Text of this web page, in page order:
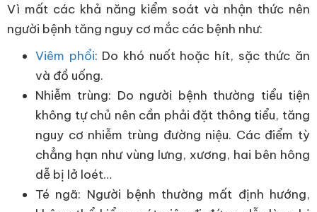
Vì mất các khả năng kiểm soát và nhận thức nên
người bệnh tăng nguy cơ mắc các bệnh như:
Viêm phổi: Do khó nuốt hoặc hít, sặc thức ăn
và đồ uống.
Nhiễm trùng: Do người bệnh thường tiểu tiện
không tự chủ nên cần phải đặt thông tiểu, tăng
nguy cơ nhiễm trùng đường niệu. Các điểm tỳ
chẳng hạn như vùng lưng, xương, hai bên hông
dễ bị lở loét…
Té ngã: Người bệnh thường mất định hướng,